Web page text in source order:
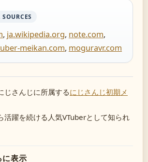
, ja.wikipedia.org, note.com,
meikan.com, moguravr.com
じさんじに所属するにじさんじ初期メ
活躍を続ける人気VTuberとして知られ
に表示